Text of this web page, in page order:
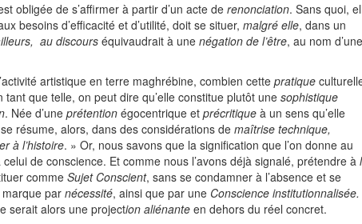
obligée de s’affirmer à partir d’un acte de renonciation. Sans quoi,
besoins d’efficacité et d’utilité, doit se situer, malgré elle, dans un
au discourséquivaudrait à une négation de l’être, au nom d’une
artistique en terre maghrébine, combien cette pratique
tant que telle, on peut dire qu’elle constitue plutôt une sophistique
. Née d’une prétention égocentrique et précritique à un sens qu’elle
résume, alors, dans des considérations de maîtrise technique,
à l’histoire. » Or, nous savons que la signification que l’on donne au
de conscience. Et comme nous l’avons déjà signalé, prétendre à
comme Sujet Conscient, sans se condamner à l’absence et se
par nécessité, ainsi que par une Conscience institutionnalisée.
serait alors une projection aliénante en dehors du réel concret.